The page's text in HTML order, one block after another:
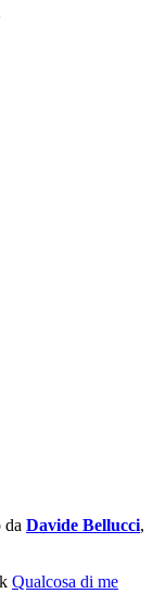
da Davide Bellucci,
Qualcosa di me